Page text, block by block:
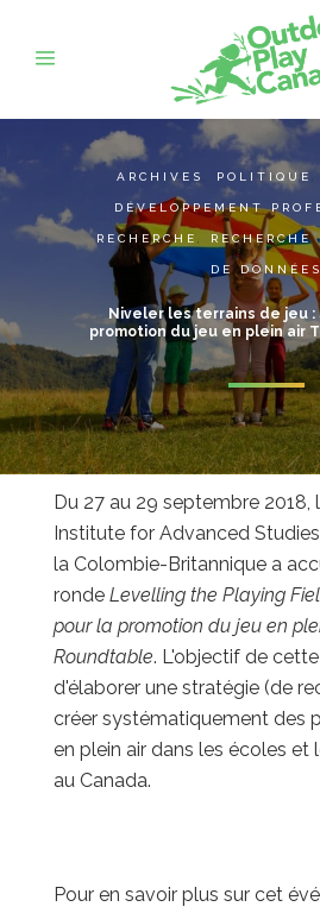
ARCHIVES POLITIQUE
DÉVELOPPEMENT
RECHERCHE
DE DONNÉES
Niveler les terrains de jeu
promotion du jeu en plein air
Du 27 au 29 septembre 2018,
Institute for Advanced
la Colombie-Britannique a
ronde Levelling the Playing
pour la promotion du jeu en
Roundtable. L'objectif de
d'élaborer une stratégie (de
créer systématiquement des
en plein air dans les écoles et
au Canada.
Pour en savoir plus sur cet